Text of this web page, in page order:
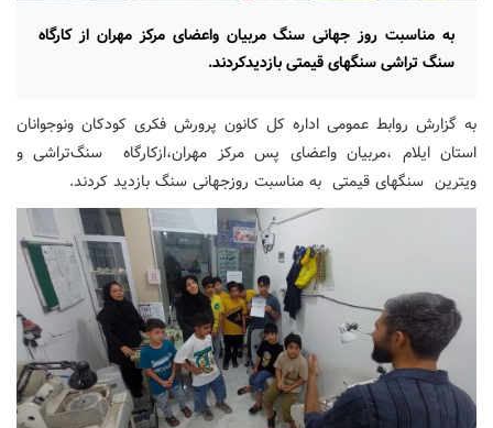
به مناسبت روز جهانی سنگ مربیان واعضای مرکز مهران از کارگاه
سنگ تراشی سنگهای قیمتی بازدیدکردند.
به گزارش روابط عمومی اداره کل کانون پرورش فکری کودکان ونوجوانان
استان ایلام ،مربیان واعضای پس مرکز مهران،ازکارگاه سنگ‌تراشی و
ویترین سنگهای قیمتی به مناسبت روزجهانی سنگ بازدید کردند.